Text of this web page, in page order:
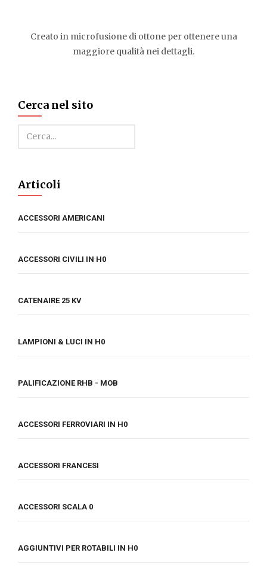
Creato in microfusione di ottone per ottenere una
maggiore qualità nei dettagli.
Cerca nel sito
Cerca
Articoli
ACCESSORI AMERICANI
ACCESSORI CIVILI IN H0
CATENAIRE 25 KV
LAMPIONI & LUCI IN H0
PALIFICAZIONE RHB - MOB
ACCESSORI FERROVIARI IN H0
ACCESSORI FRANCESI
ACCESSORI SCALA 0
AGGIUNTIVI PER ROTABILI IN H0